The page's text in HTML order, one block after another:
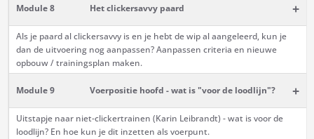
Module 8 Het clickersavvy paard +
Als je paard al clickersavvy is en je hebt de wip al aangeleerd, kun je
dan de uitvoering nog aanpassen? Aanpassen criteria en nieuwe
opbouw / trainingsplan maken.
Module 9 Voerpositie hoofd - wat is "voor de loodlijn"? +
Uitstapje naar niet-clickertrainen (Karin Leibrandt) - wat is voor de
loodlijn? En hoe kun je dit inzetten als voerpunt.